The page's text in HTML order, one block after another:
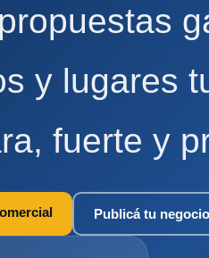
y lugares
fuerte y
Publicá tu negocio